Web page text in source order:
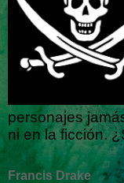
personajes
ni en la ficción.
Francis Drake